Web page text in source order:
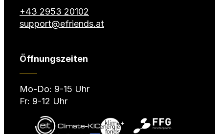
+43 2953 20102
support@efriends.at
Öffnungszeiten
Mo-Do: 9-15 Uhr
Fr: 9-12 Uhr